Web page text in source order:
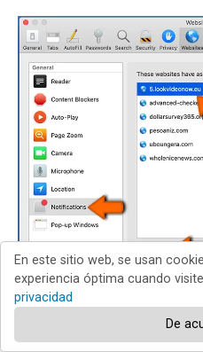
¿Cómo evitar spam
En este sitio web, se usan
experiencia óptima cuando
privacidad
De